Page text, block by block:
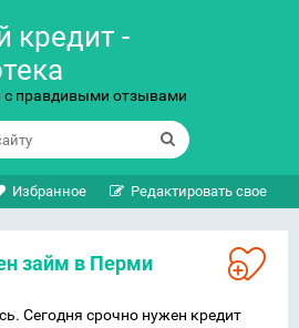
кредит -
правдивыми отзывами
Избранное Редактировать свое
займ в Перми
Сегодня срочно нужен кредит